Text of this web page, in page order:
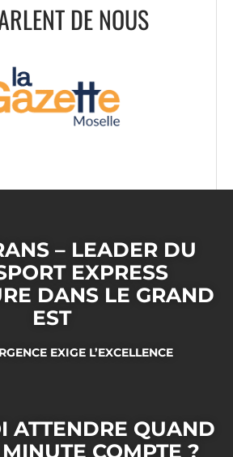
DE NOUS
– LEADER DU
EXPRESS
DANS LE GRAND
EST
EXIGE L’EXCELLENCE
ATTENDRE QUAND
COMPTE ?